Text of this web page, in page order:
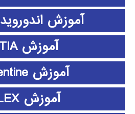
آموزش اندوروید android
آموزش CATIA
آموزش clementine
آموزش CPLEX